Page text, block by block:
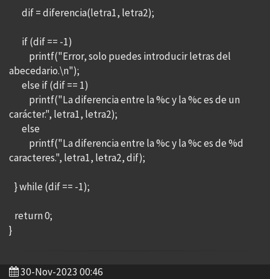
dif = diferencia(letra1, letra2);
if (dif == -1)
printf("Error, solo puedes introducir letras del
abecedario.\n");
else if (dif == 1)
printf("La diferencia entre la %c y la %c es de un
carácter.", letra1, letra2);
else
printf("La diferencia entre la %c y la %c es de %d
caracteres.", letra1, letra2, dif);
} while (dif == -1);
return 0;
}
30-Nov-2023 00:46